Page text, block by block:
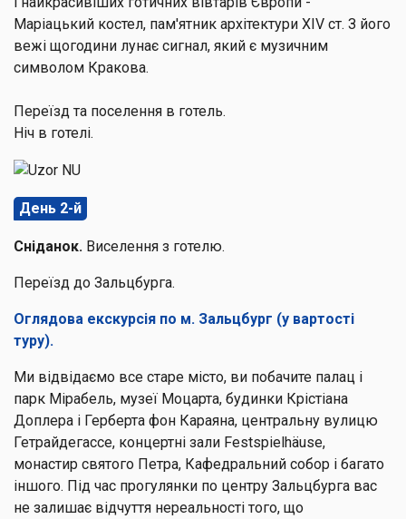
Маріацький костел, пам'ятник архітектури XIV ст. З його
вежі щогодини лунає сигнал, який є музичним
символом Кракова.
Переїзд та поселення в готель.
Ніч в готелі.
День 2-й
Сніданок. Виселення з готелю.
Переїзд до Зальцбурга.
Оглядова екскурсія по м. Зальцбург (у вартості
туру).
Ми відвідаємо все старе місто, ви побачите палац і
парк Мірабель, музеї Моцарта, будинки Крістіана
Доплера і Герберта фон Караяна, центральну вулицю
Гетрайдегассе, концертні зали Festspielhäuse,
монастир святого Петра, Кафедральний собор і багато
іншого. Під час прогулянки по центру Зальцбурга вас
не залишає відчуття нереальності того, що